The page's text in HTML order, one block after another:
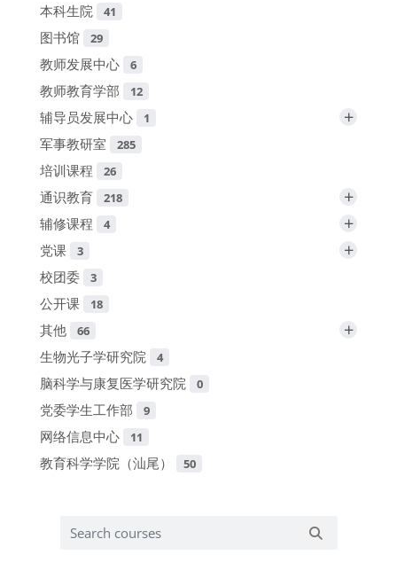
本科生院 41
图书馆 29
教师发展中心 6
教师教育学部 12
辅导员发展中心 1 +
军事教研室 285
培训课程 26
通识教育 218 +
辅修课程 4 +
党课 3 +
校团委 3
公开课 18
其他 66 +
生物光子学研究院 4
脑科学与康复医学研究院 0
党委学生工作部 9
网络信息中心 11
教育科学学院（汕尾） 50
Search courses